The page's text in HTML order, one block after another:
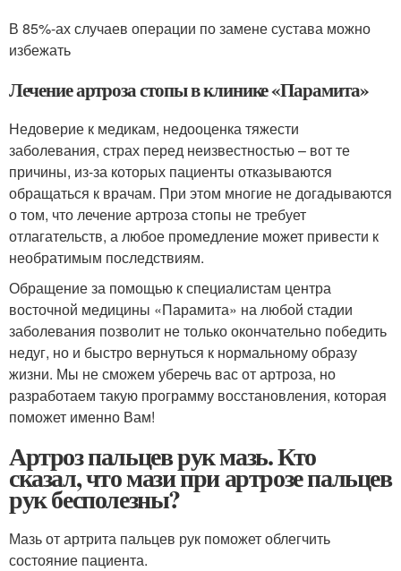
В 85%-ах случаев операции по замене сустава можно
избежать
Лечение артроза стопы в клинике «Парамита»
Недоверие к медикам, недооценка тяжести
заболевания, страх перед неизвестностью – вот те
причины, из-за которых пациенты отказываются
обращаться к врачам. При этом многие не догадываются
о том, что лечение артроза стопы не требует
отлагательств, а любое промедление может привести к
необратимым последствиям.
Обращение за помощью к специалистам центра
восточной медицины «Парамита» на любой стадии
заболевания позволит не только окончательно победить
недуг, но и быстро вернуться к нормальному образу
жизни. Мы не сможем уберечь вас от артроза, но
разработаем такую программу восстановления, которая
поможет именно Вам!
Артроз пальцев рук мазь. Кто
сказал, что мази при артрозе пальцев
рук бесполезны?
Мазь от артрита пальцев рук поможет облегчить
состояние пациента.